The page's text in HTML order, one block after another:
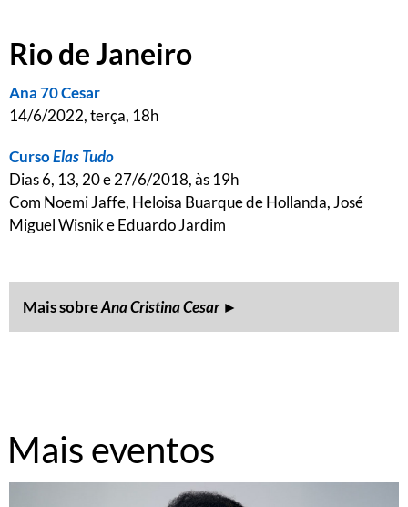
Rio de Janeiro
Ana 70 Cesar
14/6/2022, terça, 18h
CursoElas Tudo
Dias 6, 13, 20 e 27/6/2018, às 19h
Com Noemi Jaffe, Heloisa Buarque de Hollanda, José
Miguel Wisnik e Eduardo Jardim
Mais sobreAna Cristina Cesar►
Mais eventos